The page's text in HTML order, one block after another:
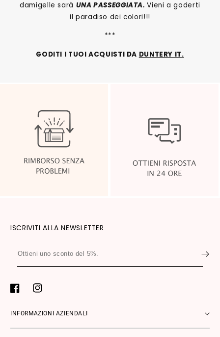
damigelle sarà UNA PASSEGGIATA.Vieni a goderti
il paradiso dei colori!!!
***
GODITI I TUOI ACQUISTI DA DUNTERY IT.
ISCRIVITI ALLA NEWSLETTER
Ottieni
uno
del
FacebookInstagram
INFORMAZIONI AZIENDALI